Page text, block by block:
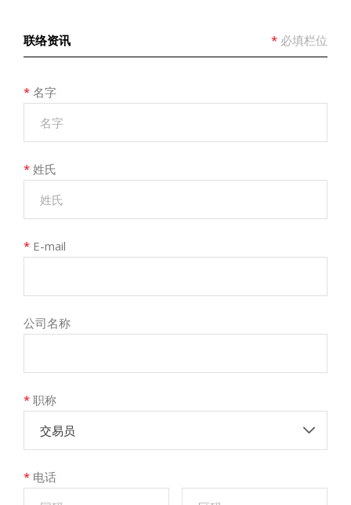
* 必填栏位
联络资讯
* 名字
* 姓氏
* E-mail
公司名称
* 职称
交易员
* 电话